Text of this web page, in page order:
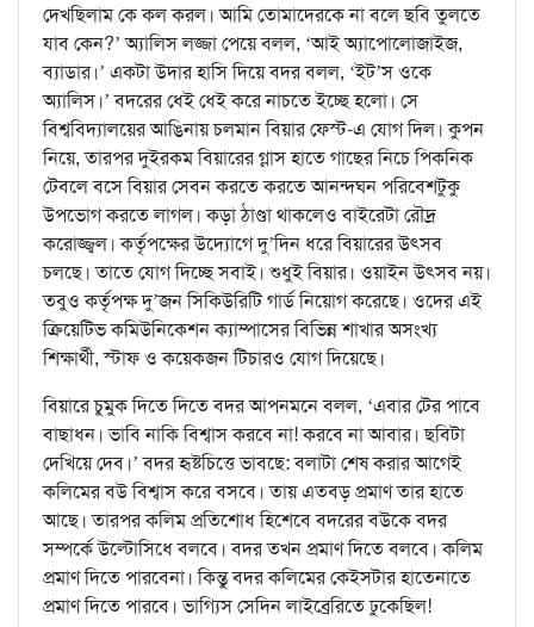
দেখছিলাম কে কল করল। আমি তোমাদেরকে না বলে ছবি তুলতে
যাব কেন?’ অ্যালিস লজ্জা পেয়ে বলল, ‘আই অ্যাপোলোজাইজ,
ব্যাডার।’ একটা উদার হাসি দিয়ে বদর বলল, ‘ইট’স ওকে
অ্যালিস।’ বদরের ধেই ধেই করে নাচতে ইচ্ছে হলো। সে
বিশ্ববিদ্যালয়ের আঙিনায় চলমান বিয়ার ফেস্ট-এ যোগ দিল। কুপন
নিয়ে, তারপর দুইরকম বিয়ারের গ্লাস হাতে গাছের নিচে পিকনিক
টেবলে বসে বিয়ার সেবন করতে করতে আনন্দঘন পরিবেশটুকু
উপভোগ করতে লাগল। কড়া ঠাণ্ডা থাকলেও বাইরেটা রৌদ্র
করোজ্জ্বল। কর্তৃপক্ষের উদ্যোগে দু’দিন ধরে বিয়ারের উৎসব
চলছে। তাতে যোগ দিচ্ছে সবাই। শুধুই বিয়ার। ওয়াইন উৎসব নয়।
তবুও কর্তৃপক্ষ দু’জন সিকিউরিটি গার্ড নিয়োগ করেছে। ওদের এই
ক্রিয়েটিভ কমিউনিকেশন ক্যাম্পাসের বিভিন্ন শাখার অসংখ্য
শিক্ষার্থী, স্টাফ ও কয়েকজন টিচারও যোগ দিয়েছে।
বিয়ারে চুমুক দিতে দিতে বদর আপনমনে বলল, ‘এবার টের পাবে
বাছাধন। ভাবি নাকি বিশ্বাস করবে না! করবে না আবার। ছবিটা
দেখিয়ে দেব।’ বদর হৃষ্টচিত্তে ভাবছে: বলাটা শেষ করার আগেই
কলিমের বউ বিশ্বাস করে বসবে। তায় এতবড় প্রমাণ তার হাতে
আছে। তারপর কলিম প্রতিশোধ হিশেবে বদরের বউকে বদর
সম্পর্কে উল্টোসিধে বলবে। বদর তখন প্রমাণ দিতে বলবে। কলিম
প্রমাণ দিতে পারবেনা। কিন্তু বদর কলিমের কেইসটার হাতেনাতে
প্রমাণ দিতে পারবে। ভাগ্যিস সেদিন লাইব্রেরিতে ঢুকেছিল!